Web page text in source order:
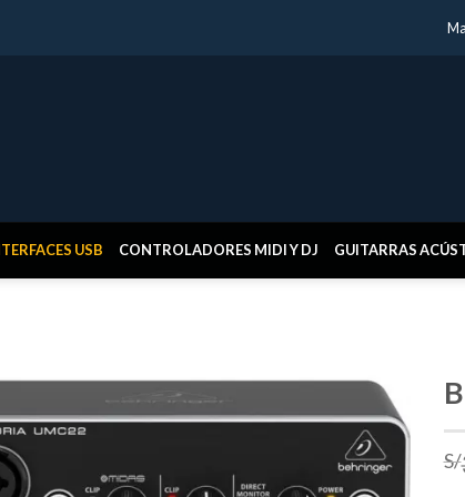
USB CONTROLADORES MIDI Y DJ GUITARRAS
Añadir
S/